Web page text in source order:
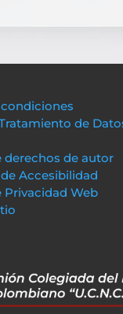
condiciones
de
derechos de autor
Accesibilidad
Privacidad Web